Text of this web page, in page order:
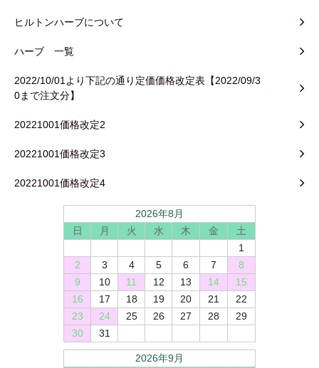
ヒルトンハーブについて
ハーブ 一覧
2022/10/01より下記の通り定価価格改定表【2022/09/3
0まで注文分】
20221001価格改定2
20221001価格改定3
20221001価格改定4
2026年8月
日
月 火 水 木 金
土
1
2
3 4 5 6 7
8
9
10 11 12 13 14
15
16
17 18 19 20 21
22
23
24 25 26 27 28
29
30
31
2026年9月